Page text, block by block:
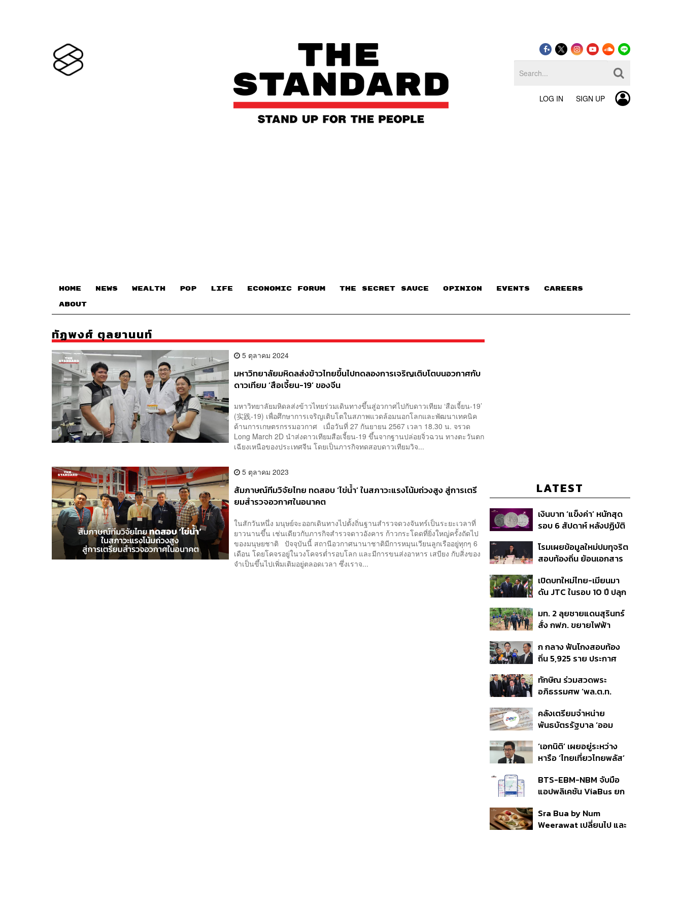
LOG IN SIGN UP
HOME NEWS WEALTH POP LIFE ECONOMIC FORUM THE SECRET SAUCE​ OPINION EVENTS CAREERS
ABOUT
ทัฏพงศ์ ตุลยานนท์
5 ตุลาคม 2024
มหาวิทยาลัยมหิดลส่งข้าวไทยขึ้นไปทดลองการเจริญเติบโตบนอวกาศกับ
ดาวเทียม ‘สือเจี้ยน-19’ ของจีน
มหาวิทยาลัยมหิดลส่งข้าวไทยร่วมเดินทางขึ้นสู่อวกาศไปกับดาวเทียม ‘สือเจี้ยน-19’
(实践-19) เพื่อศึกษาการเจริญเติบโตในสภาพแวดล้อมนอกโลกและพัฒนาเทคนิค
ด้านการเกษตรกรรมอวกาศ เมื่อวันที่ 27 กันยายน 2567 เวลา 18.30 น. จรวด
Long March 2D นำส่งดาวเทียมสือเจี้ยน-19 ขึ้นจากฐานปล่อยจิ่วฉวน ทางตะวันตก
เฉียงเหนือของประเทศจีน โดยเป็นภารกิจทดสอบดาวเทียมวิจ...
5 ตุลาคม 2023
สัมภาษณ์ทีมวิจัยไทย ทดสอบ ‘ไข่น้ำ’ ในสภาวะแรงโน้มถ่วงสูง สู่การเตรี
ยมสำรวจอวกาศในอนาคต
ในสักวันหนึ่ง มนุษย์จะออกเดินทางไปตั้งถิ่นฐานสำรวจดวงจันทร์เป็นระยะเวลาที่
ยาวนานขึ้น เช่นเดียวกับภารกิจสำรวจดาวอังคาร ก้าวกระโดดที่ยิ่งใหญ่ครั้งถัดไป
ของมนุษยชาติ ปัจจุบันนี้ สถานีอวกาศนานาชาติมีการหมุนเวียนลูกเรืออยู่ทุกๆ 6
เดือน โดยโคจรอยู่ในวงโคจรต่ำรอบโลก และมีการขนส่งอาหาร เสบียง กับสิ่งของ
จำเป็นขึ้นไปเพิ่มเติมอยู่ตลอดเวลา ซึ่งเราจ...
LATEST
เงินบาท ‘แข็งค่า’ หนักสุด
รอบ 6 สัปดาห์ หลังปฏิบัติ
สหรัฐฯ-ญี่ปุ่น Standard
Chartered เปิดเป้าสิ้นปีนี้
ต่อดอลลาร์
โรมเผยข้อมูลใหม่ปมทุจริต
สอบท้องถิ่น ย้อนเอกสาร
อนุทิน จ่อสอบต่อเอี่ยว
ตัดตอน ม.บูรพา หรือไม่
เปิดบทใหม่ไทย-เมียนมา
ดัน JTC ในรอบ 10 ปี ปลุก
ชายแดน ท่าเรือน้ำลึก
ทวาย
มท. 2 ลุยชายแดนสุรินทร์
สั่ง กฟภ. ขยายไฟฟ้า
350’ เสริมความมั่นคง
ชายแดน
ก กลาง ฟันโกงสอบท้อง
ถิ่น 5,925 ราย ประกาศ
ราย รอ ป.ป.ช. ขีดเส้นแล้ว
เสร็จ 31 ส.ค.
ทักษิณ ร่วมสวดพระ
อภิธรรมศพ ‘พล.ต.ท.
สิน’ สิริอายุ 103 ปี แกนนำ
เพื่อไทย-บุคคลหลาก
คลังเตรียมจำหน่าย
พันธบัตรรัฐบาล ‘ออม
ก.ย.นี้ อาจเพิ่มสัดส่วนการ
ขายแบบ Small Lot First
‘เอกนิติ’ เผยอยู่ระหว่าง
หารือ ‘ไทยเที่ยวไทยพลัส’
แสนล้าน มั่นใจงบต่อ ‘ไทย
ช่วยไทย พลัส’ เฟส 2 มี
BTS-EBM-NBM จับมือ
แอปพลิเคชัน ViaBus ยก
รถไฟฟ้า 3 สายแบบเรียล
ไทม์
Sra Bua by Num
Weerawat เปลี่ยนไป และ